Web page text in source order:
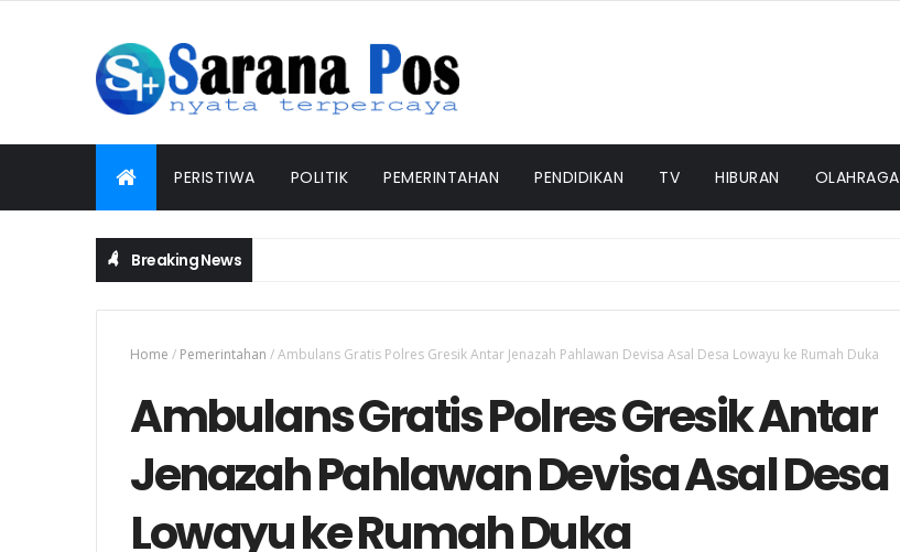
PERISTIWA POLITIK PEMERINTAHAN PENDIDIKAN TV HIBURAN OLAHRAGA
Breaking News
Home / Pemerintahan /Ambulans Gratis Polres Gresik Antar Jenazah Pahlawan Devisa Asal Desa Lowayu ke Rumah Duka
Ambulans Gratis Polres Gresik Antar
Jenazah Pahlawan Devisa Asal Desa
Lowayu ke Rumah Duka